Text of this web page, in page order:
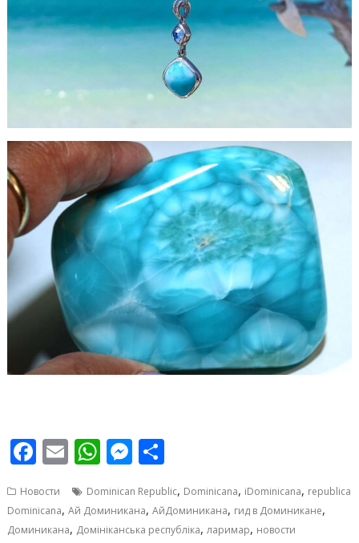
F
e
b
E
ai
l
W
at
s
M
ss
e
п
р
Новости Dominican Republic, Dominicana, iDominicana, republica
Dominicana,Ай Доминикана,АйДоминикана, гид в Доминикане,
Доминикана, Домініканська республіка,ларимар, новости